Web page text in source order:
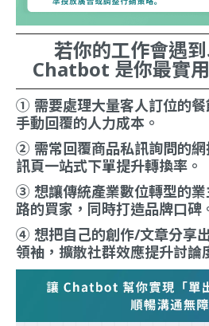
若你的工作會遇到
Chatbot 是你最實用
① 需要處理大量客人訂位的
手動回覆的人力成本。
② 需常回覆商品私訊詢問的
訊頁一站式下單提升轉換率。
③ 想讓傳統產業數位轉型的業
路的買家，同時打造品牌口碑
④ 想把自己的創作/文章分享
領袖，擴散社群效應提升討論